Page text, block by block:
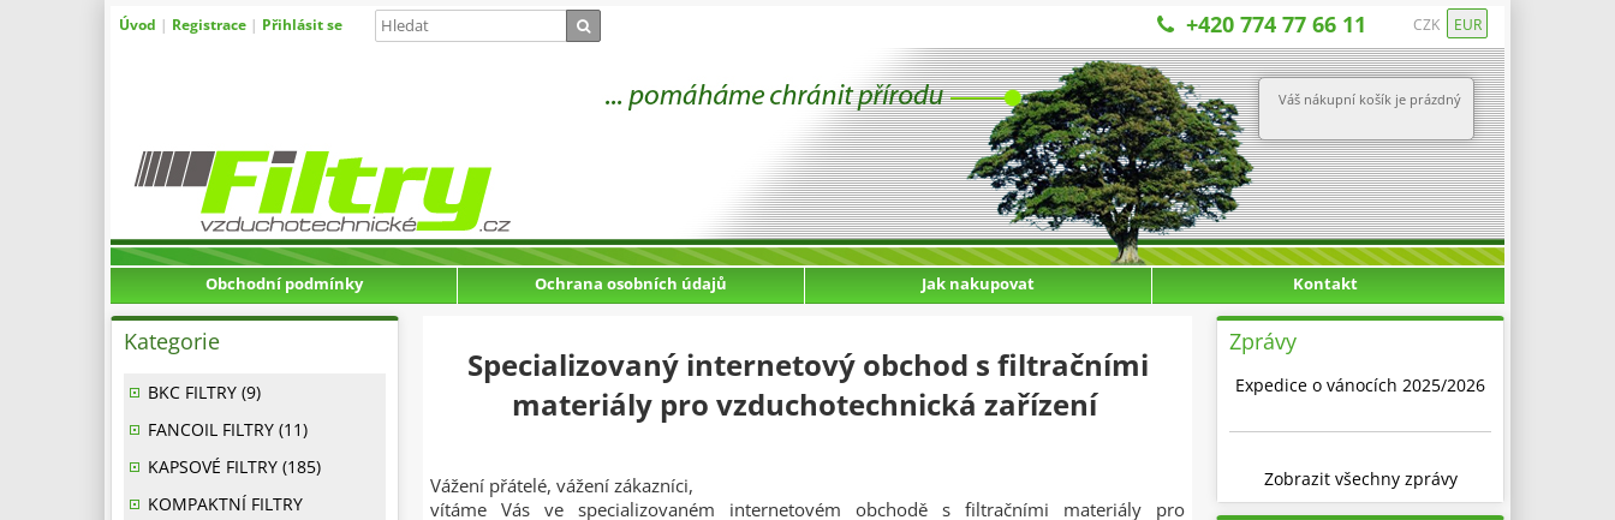
Úvod | Registrace | Přihlásit se CZK EUR
+420 774 77 66 11
Váš nákupní košík je prázdný
Obchodní podmínky Ochrana osobních údajů Jak nakupovat Kontakt
Specializovaný internetový obchod s filtračními
materiály pro vzduchotechnická zařízení
Vážení přátelé, vážení zákazníci,
vítáme Vás ve specializovaném internetovém obchodě s filtračními materiály pro
Kategorie
BKC FILTRY (9)
FANCOIL FILTRY (11)
KAPSOVÉ FILTRY (185)
KOMPAKTNÍ FILTRY
Zprávy
Expedice o vánocích 2025/2026
Zobrazit všechny zprávy